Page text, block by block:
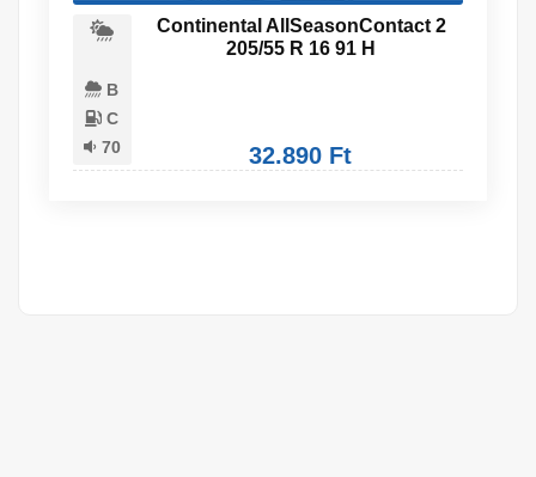
B
C
70
Continental AllSeasonContact 2
205/55 R 16 91 H
32.890 Ft